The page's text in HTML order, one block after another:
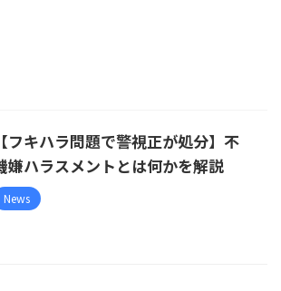
【フキハラ問題で警視正が処分】不
嫌ハラスメントとは何かを解説
News